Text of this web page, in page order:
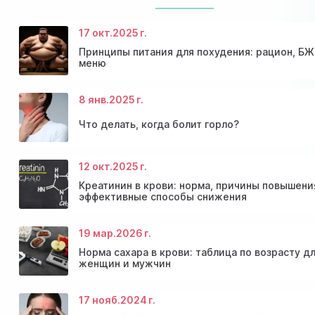
Скидки и акции на массаж в Киеве
Консультация эндокринолога и диагностика
щитовидной железы
Диагностика щитовидной железы
Акция: 20% скидки на консультации врачей!
17 окт.2025 г.
Принципы питания для похудения: рацион,
меню
8 янв.2025 г.
Что делать, когда болит горло?
12 окт.2025 г.
Креатинин в крови: норма, причины
эффективные способы снижения
19 мар.2026 г.
Норма сахара в крови: таблица по возрасту
женщин и мужчин
17 нояб.2024 г.